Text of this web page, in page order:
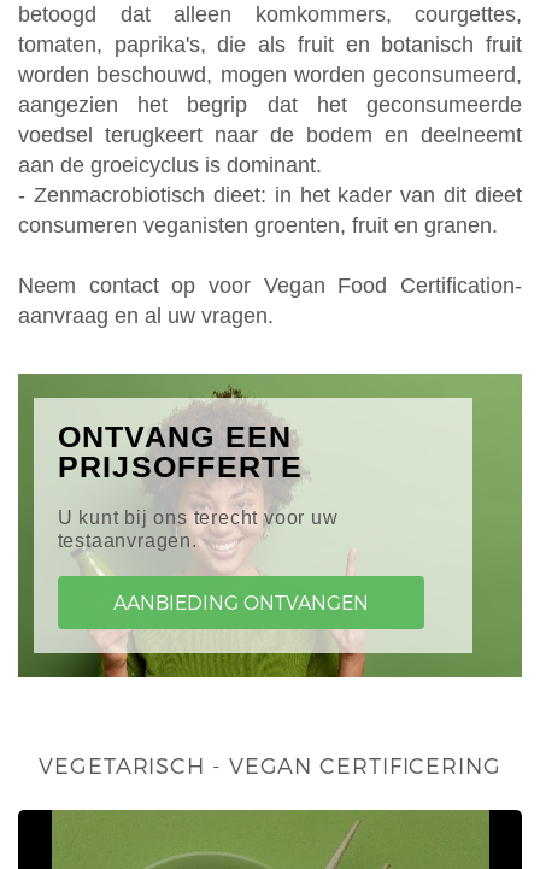
betoogd dat alleen komkommers, courgettes,
tomaten, paprika's, die als fruit en botanisch fruit
worden beschouwd, mogen worden geconsumeerd,
aangezien het begrip dat het geconsumeerde
voedsel terugkeert naar de bodem en deelneemt
aan de groeicyclus is dominant.
- Zenmacrobiotisch dieet: in het kader van dit dieet
consumeren veganisten groenten, fruit en granen.
Neem contact op voor Vegan Food Certification-
aanvraag en al uw vragen.
ONTVANG EEN
PRIJSOFFERTE
U kunt bij ons terecht voor uw
testaanvragen.
AANBIEDING ONTVANGEN
VEGETARISCH - VEGAN CERTIFICERING